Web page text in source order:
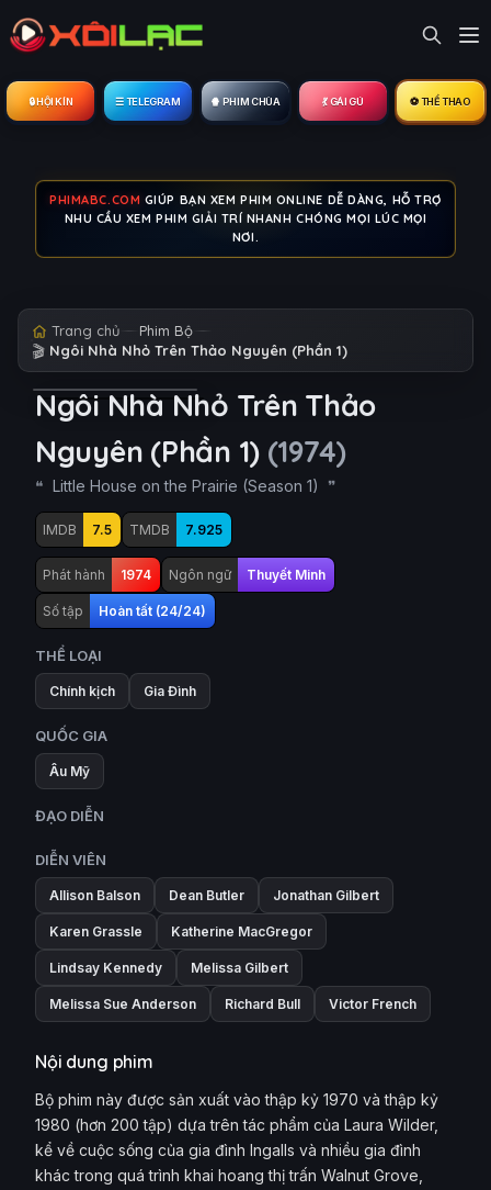
🔒︎ HỘI KÍN ☰ TELEGRAM 🍿 PHIM CHÙA 💃 GÁI GÚ ⚽ THỂ THAO
PHIMABC.COM GIÚP BẠN XEM PHIM ONLINE DỄ DÀNG, HỖ TRỢ
NHU CẦU XEM PHIM GIẢI TRÍ NHANH CHÓNG MỌI LÚC MỌI
NƠI.
Trang chủ Phim Bộ
🎬 Ngôi Nhà Nhỏ Trên Thảo Nguyên (Phần 1)
Ngôi Nhà Nhỏ Trên Thảo
Nguyên (Phần 1) (1974)
Little House on the Prairie (Season 1)
IMDB 7.5 TMDB 7.925
Phát hành 1974 Ngôn ngữ Thuyết Minh
Số tập Hoàn tất (24/24)
THỂ LOẠI
Chính kịch Gia Đình
QUỐC GIA
Âu Mỹ
ĐẠO DIỄN
DIỄN VIÊN
Allison Balson Dean Butler Jonathan Gilbert
Karen Grassle Katherine MacGregor
Lindsay Kennedy Melissa Gilbert
Melissa Sue Anderson Richard Bull Victor French
Nội dung phim
Bộ phim này được sản xuất vào thập kỷ 1970 và thập kỷ
1980 (hơn 200 tập) dựa trên tác phẩm của Laura Wilder,
kể về cuộc sống của gia đình Ingalls và nhiều gia đình
khác trong quá trình khai hoang thị trấn Walnut Grove,